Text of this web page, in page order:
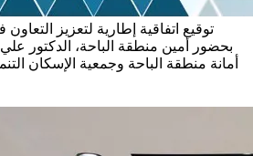
توقيع اتفاقية إطارية لتعزيز
بحضور أمين منطقة الباحة، الدكتور
أمانة منطقة الباحة وجمعية الإسكان